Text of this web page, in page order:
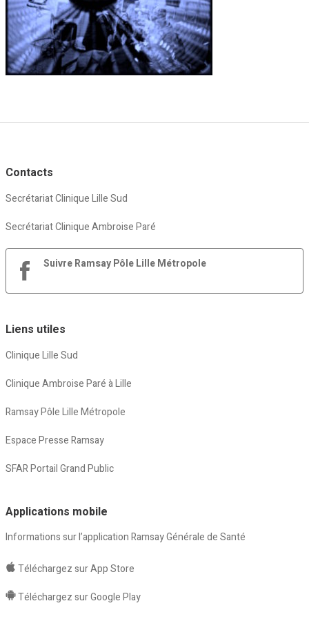
Contacts
Secrétariat Clinique Lille Sud
Secrétariat Clinique Ambroise Paré
Suivre Ramsay Pôle Lille Métropole
Liens utiles
Clinique Lille Sud
Clinique Ambroise Paré à Lille
Ramsay Pôle Lille Métropole
Espace Presse Ramsay
SFAR Portail Grand Public
Applications mobile
Informations sur l’application Ramsay Générale de Santé
Téléchargez sur App Store
Téléchargez sur Google Play